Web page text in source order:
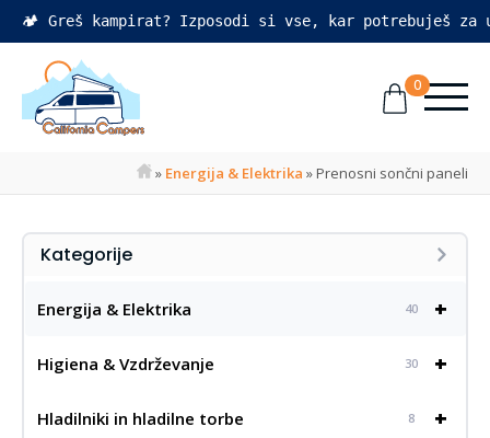
🏕️ Greš kampirat? Izposodi si vse, kar potrebuješ
0
» Energija & Elektrika »Prenosni sončni paneli
Kategorije
+
Energija & Elektrika 40
+
Higiena & Vzdrževanje 30
+
Hladilniki in hladilne torbe 8